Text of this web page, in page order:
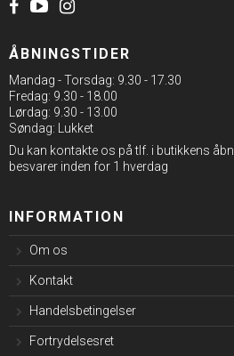
ÅBNINGSTIDER
Mandag - Torsdag: 9.30 - 17.30
Fredag: 9.30 - 18.00
Lørdag: 9.30 - 13.00
Søndag: Lukket
Du kan kontakte os på tlf. i butikkens
besvarer inden for 1 hverdag
INFORMATION
Om os
Kontakt
Handelsbetingelser
Fortrydelsesret